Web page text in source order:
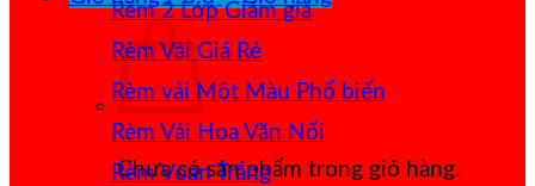
Chưa có sản phẩm trong giỏ hàng.
Rèm 2 Lớp
Rèm Vải Giá Rẻ
Rèm vải Một Màu
Rèm Vải Hoa Văn Nổi
Rèm Voan Trắng